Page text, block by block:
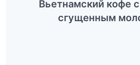
Вьетнамский кофе
сгущенным